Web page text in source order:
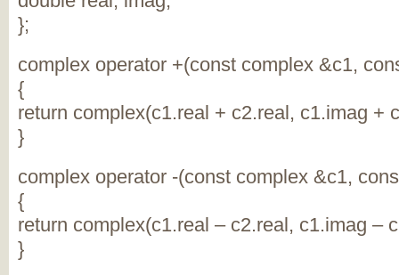
};
complex operator +(const complex &c1,
{
return complex(c1.real + c2.real, c1.imag +
}
complex operator -(const complex &c1,
{
return complex(c1.real – c2.real, c1.imag –
}